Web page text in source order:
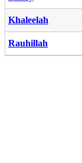
Khaleelah
Rauhillah